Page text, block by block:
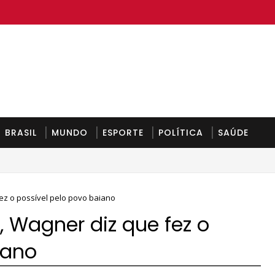
BRASIL MUNDO ESPORTE POLÍTICA SAÚDE
o possível pelo povo baiano
diz que fez o